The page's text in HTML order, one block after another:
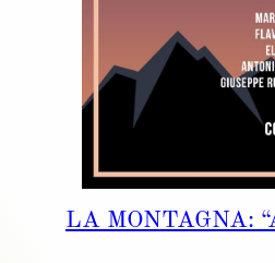
LA MONTAGNA: